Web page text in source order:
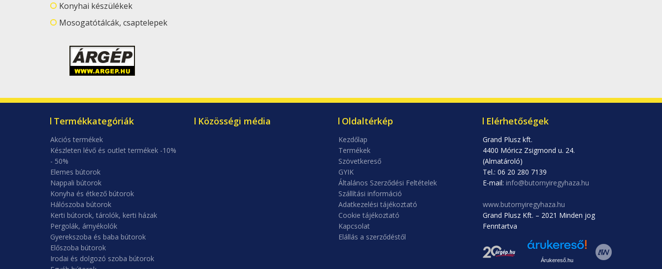
Konyhai készülékek
Mosogatótálcák, csaptelepek
Termékkategóriák
Akciós termékek
Készleten lévő és outlet termékek -10%
- 50%
Elemes bútorok
Nappali bútorok
Konyha és étkező bútorok
Hálószoba bútorok
Kerti bútorok, tárolók, kerti házak
Pergolák, árnyékolók
Gyerekszoba és baba bútorok
Előszoba bútorok
Irodai és dolgozó szoba bútorok
Közösségi média Oldaltérkép
Kezdőlap
Termékek
Szövetkereső
GYIK
Általános Szerződési Feltételek
Szállítási információ
Adatkezelési tájékoztató
Cookie tájékoztató
Kapcsolat
Elállás a szerződéstől
Elérhetőségek
Grand Plusz kft.
4400 Móricz Zsigmond u. 24.
(Almatároló)
Tel.: 06 20 280 7139
E-mail: info@butornyiregyhaza.hu
www.butornyiregyhaza.hu
Grand Plusz Kft. – 2021 Minden jog
Fenntartva
Árukereső.hu